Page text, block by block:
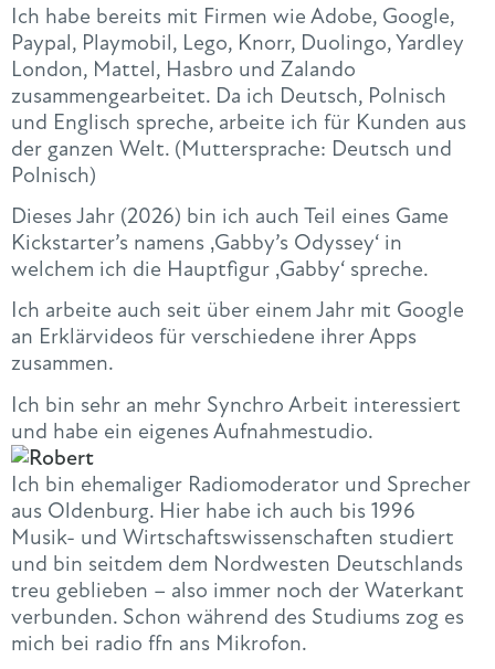
Ich habe bereits mit Firmen wie Adobe, Google,
Paypal, Playmobil, Lego, Knorr, Duolingo, Yardley
London, Mattel, Hasbro und Zalando
zusammengearbeitet. Da ich Deutsch, Polnisch
und Englisch spreche, arbeite ich für Kunden aus
der ganzen Welt. (Muttersprache: Deutsch und
Polnisch)
Dieses Jahr (2026) bin ich auch Teil eines Game
Kickstarter’s namens ‚Gabby’s Odyssey‘ in
welchem ich die Hauptfigur ‚Gabby‘ spreche.
Ich arbeite auch seit über einem Jahr mit Google
an Erklärvideos für verschiedene ihrer Apps
zusammen.
Ich bin sehr an mehr Synchro Arbeit interessiert
und habe ein eigenes Aufnahmestudio.
Ich bin ehemaliger Radiomoderator und Sprecher
aus Oldenburg. Hier habe ich auch bis 1996
Musik- und Wirtschaftswissenschaften studiert
und bin seitdem dem Nordwesten Deutschlands
treu geblieben – also immer noch der Waterkant
verbunden. Schon während des Studiums zog es
mich bei radio ffn ans Mikrofon.